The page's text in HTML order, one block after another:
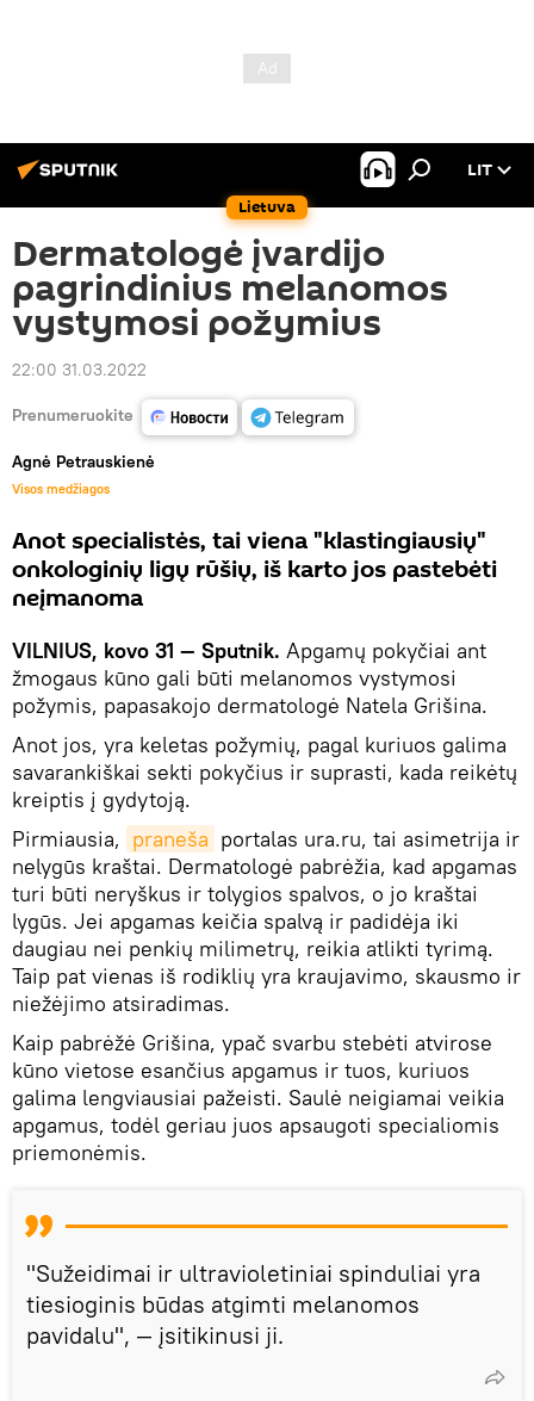
Lietuva
LIT
Dermatologė įvardijo
pagrindinius melanomos
vystymosi požymius
22:00 31.03.2022
Prenumeruokite
Agnė Petrauskienė
Visos medžiagos
Anot specialistės, tai viena "klastingiausių"
onkologinių ligų rūšių, iš karto jos pastebėti
neįmanoma
VILNIUS, kovo 31 — Sputnik. Apgamų pokyčiai ant
žmogaus kūno gali būti melanomos vystymosi
požymis, papasakojo dermatologė Natela Grišina.
Anot jos, yra keletas požymių, pagal kuriuos galima
savarankiškai sekti pokyčius ir suprasti, kada reikėtų
kreiptis į gydytoją.
Pirmiausia, praneša portalas ura.ru, tai asimetrija ir
nelygūs kraštai. Dermatologė pabrėžia, kad apgamas
turi būti neryškus ir tolygios spalvos, o jo kraštai
lygūs. Jei apgamas keičia spalvą ir padidėja iki
daugiau nei penkių milimetrų, reikia atlikti tyrimą.
Taip pat vienas iš rodiklių yra kraujavimo, skausmo ir
niežėjimo atsiradimas.
Kaip pabrėžė Grišina, ypač svarbu stebėti atvirose
kūno vietose esančius apgamus ir tuos, kuriuos
galima lengviausiai pažeisti. Saulė neigiamai veikia
apgamus, todėl geriau juos apsaugoti specialiomis
priemonėmis.
"Sužeidimai ir ultravioletiniai spinduliai yra
tiesioginis būdas atgimti melanomos
pavidalu", — įsitikinusi ji.